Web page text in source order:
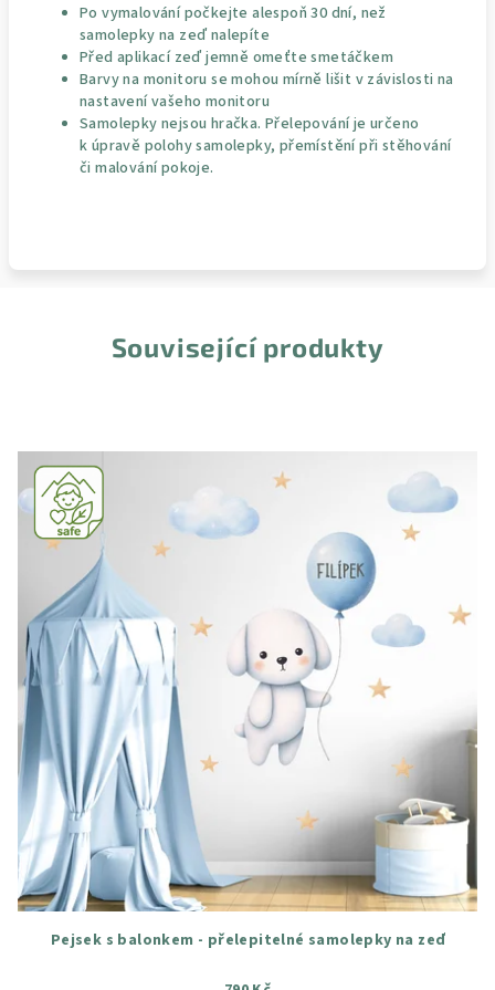
Po vymalování počkejte alespoň 30 dní, než
samolepky na zeď nalepíte
Před aplikací zeď jemně omeťte smetáčkem
Barvy na monitoru se mohou mírně lišit v závislosti na
nastavení vašeho monitoru
Samolepky nejsou hračka. Přelepování je určeno
k úpravě polohy samolepky, přemístění při stěhování
či malování pokoje.
Související produkty
Pejsek s balonkem - přelepitelné samolepky na zeď